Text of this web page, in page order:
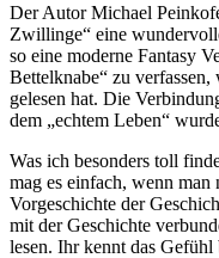
Der Autor Michael
Zwillinge“ eine
so eine moderne Fantasy
Bettelknabe“ zu
gelesen hat. Die
dem „echtem Leben“
Was ich besonders toll
mag es einfach, wenn man
Vorgeschichte der
mit der Geschichte
lesen. Ihr kennt das